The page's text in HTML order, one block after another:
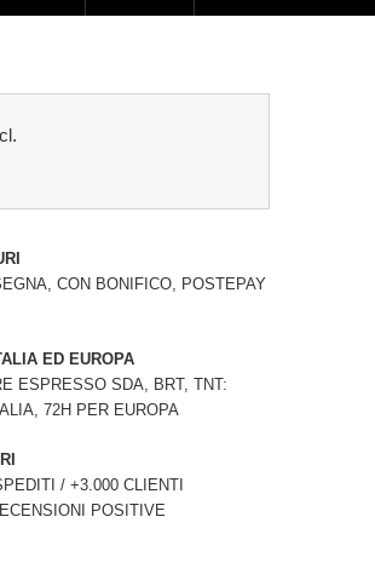
CON BONIFICO, POSTEPAY
ED EUROPA
ESPRESSO SDA, BRT, TNT:
72H PER EUROPA
/ +3.000 CLIENTI
POSITIVE